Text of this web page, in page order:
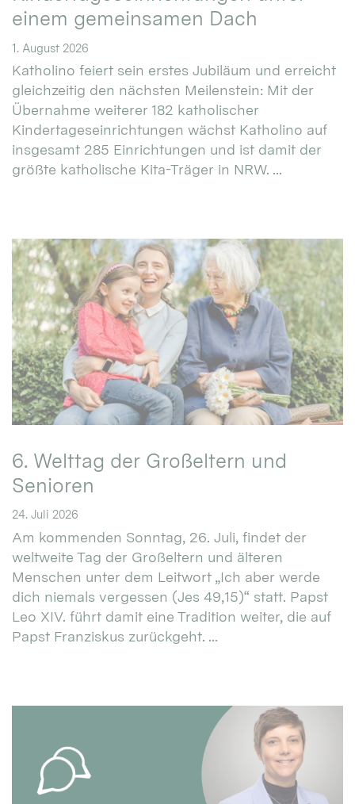
einem gemeinsamen Dach
1. August 2026
Katholino feiert sein erstes Jubiläum und erreicht
gleichzeitig den nächsten Meilenstein: Mit der
Übernahme weiterer 182 katholischer
Kindertageseinrichtungen wächst Katholino auf
insgesamt 285 Einrichtungen und ist damit der
größte katholische Kita-Träger in NRW. ...
6. Welttag der Großeltern und
Senioren
24. Juli 2026
Am kommenden Sonntag, 26. Juli, findet der
weltweite Tag der Großeltern und älteren
Menschen unter dem Leitwort „Ich aber werde
dich niemals vergessen (Jes 49,15)“ statt. Papst
Leo XIV. führt damit eine Tradition weiter, die auf
Papst Franziskus zurückgeht. ...